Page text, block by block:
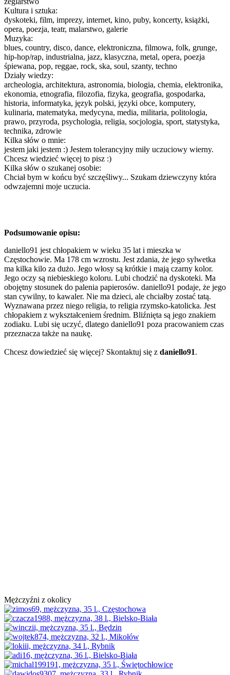
Kultura i sztuka:
dyskoteki, film, imprezy, internet, kino, puby, koncerty, książki,
opera, poezja, teatr, malarstwo, galerie
Muzyka:
blues, country, disco, dance, elektroniczna, filmowa, folk, grunge,
hip-hop/rap, industrialna, jazz, klasyczna, metal, opera, poezja
śpiewana, pop, reggae, rock, ska, soul, szanty, techno
Działy wiedzy:
archeologia, architektura, astronomia, biologia, chemia, elektronika,
ekonomia, etnografia, filozofia, fizyka, geografia, gospodarka,
historia, informatyka, język polski, języki obce, komputery,
kulinaria, matematyka, medycyna, media, militaria, politologia,
prawo, przyroda, psychologia, religia, socjologia, sport, statystyka,
technika, zdrowie
Kilka słów o mnie:
jestem jaki jestem :) Jestem tolerancyjny miły uczuciowy wierny.
Chcesz wiedzieć więcej to pisz :)
Kilka słów o szukanej osobie:
Chciał bym w końcu być szczęśliwy... Szukam dziewczyny która
odwzajemni moje uczucia.
Podsumowanie opisu:
daniello91 jest chłopakiem w wieku 35 lat i mieszka w
Częstochowie. Ma 178 cm wzrostu. Jest zdania, że jego sylwetka
ma kilka kilo za dużo. Jego włosy są krótkie i mają czarny kolor.
Jego oczy są niebieskiego koloru. Lubi chodzić na dyskoteki. Ma
obojętny stosunek do palenia papierosów. daniello91 podaje, że jego
stan cywilny, to kawaler. Nie ma dzieci, ale chciałby zostać tatą.
Wyznawana przez niego religia, to religia rzymsko-katolicka. Jest
chłopakiem z wykształceniem średnim. Bliźnięta są jego znakiem
zodiaku. Lubi się uczyć, dlatego daniello91 poza pracowaniem czas
przeznacza także na naukę.
Chcesz dowiedzieć się więcej? Skontaktuj się z daniello91.
Mężczyźni z okolicy